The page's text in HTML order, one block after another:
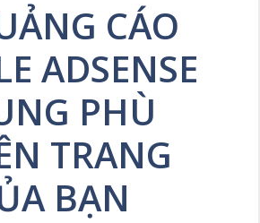
CÁO
ADSENSE
PHÙ
TRANG
BẠN